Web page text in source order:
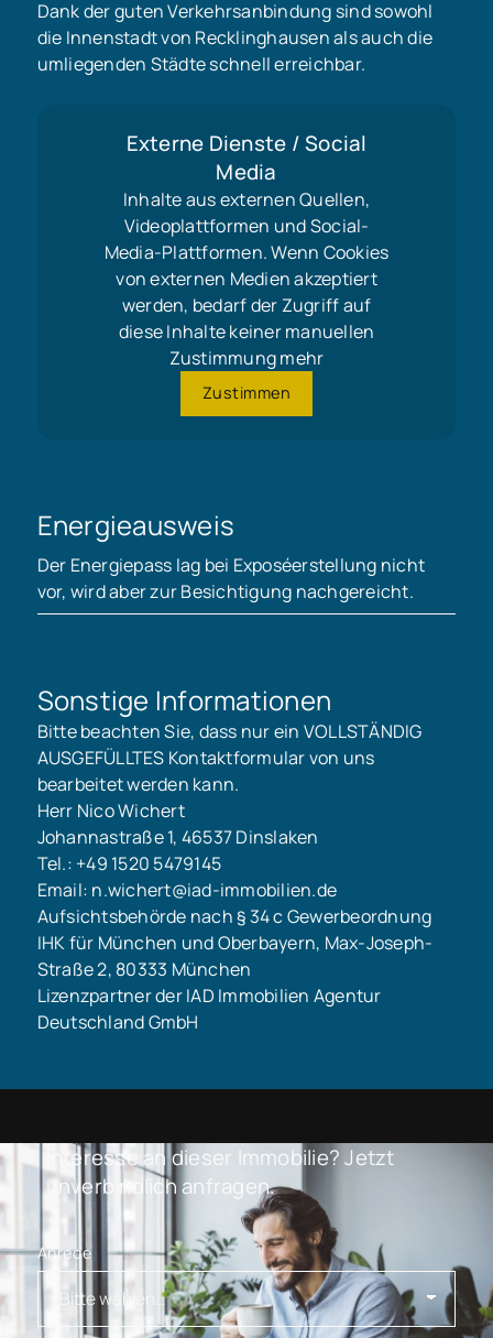
Dank der guten Verkehrsanbindung sind sowohl
die Innenstadt von Recklinghausen als auch die
umliegenden Städte schnell erreichbar.
Externe Dienste / Social
Media
Inhalte aus externen Quellen,
Videoplattformen und Social-
Media-Plattformen. Wenn Cookies
von externen Medien akzeptiert
werden, bedarf der Zugriff auf
diese Inhalte keiner manuellen
Zustimmung mehr
Zustimmen
Energieausweis
Der Energiepass lag bei Exposéerstellung nicht
vor, wird aber zur Besichtigung nachgereicht.
Sonstige Informationen
Bitte beachten Sie, dass nur ein VOLLSTÄNDIG
AUSGEFÜLLTES Kontaktformular von uns
bearbeitet werden kann.
Herr Nico Wichert
Johannastraße 1, 46537 Dinslaken
Tel.: +49 1520 5479145
Email: n.wichert@iad-immobilien.de
Aufsichtsbehörde nach § 34 c Gewerbeordnung
IHK für München und Oberbayern, Max-Joseph-
Straße 2, 80333 München
Lizenzpartner der IAD Immobilien Agentur
Deutschland GmbH
Interesse an dieser Immobilie? Jetzt
unverbindlich anfragen.
Anrede